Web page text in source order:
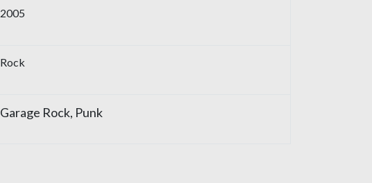
2005
Rock
Garage Rock, Punk